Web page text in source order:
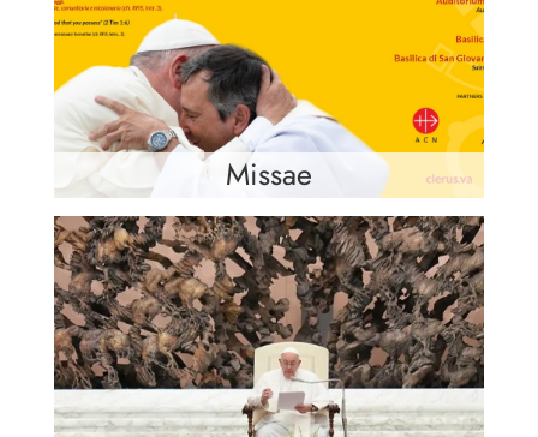
Missae